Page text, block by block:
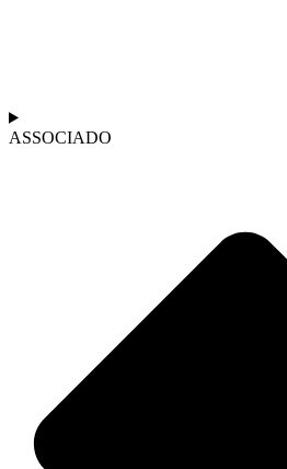
ASSOCIADO